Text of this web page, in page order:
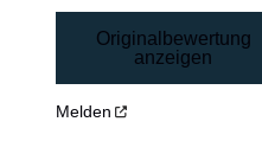
Originalbewertung
anzeigen
Melden